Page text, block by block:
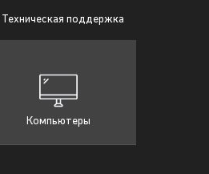
Техническая поддержка
Компьютеры